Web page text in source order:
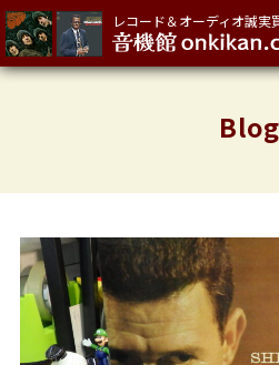
レコード＆オーディオ誠実
Blog